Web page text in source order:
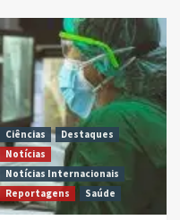
Ciências
Destaques
Notícias
Notícias Internacionais
Reportagens
Saúde